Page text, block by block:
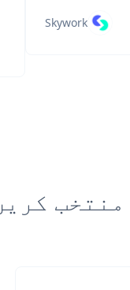
Skywork